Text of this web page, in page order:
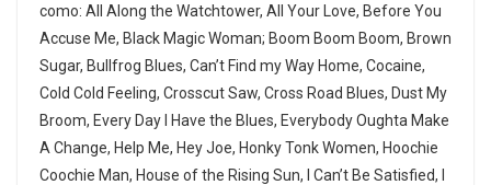
como: All Along the Watchtower, All Your Love, Before You
Accuse Me, Black Magic Woman; Boom Boom Boom, Brown
Sugar, Bullfrog Blues, Can’t Find my Way Home, Cocaine,
Cold Cold Feeling, Crosscut Saw, Cross Road Blues, Dust My
Broom, Every Day I Have the Blues, Everybody Oughta Make
A Change, Help Me, Hey Joe, Honky Tonk Women, Hoochie
Coochie Man, House of the Rising Sun, I Can’t Be Satisfied, I